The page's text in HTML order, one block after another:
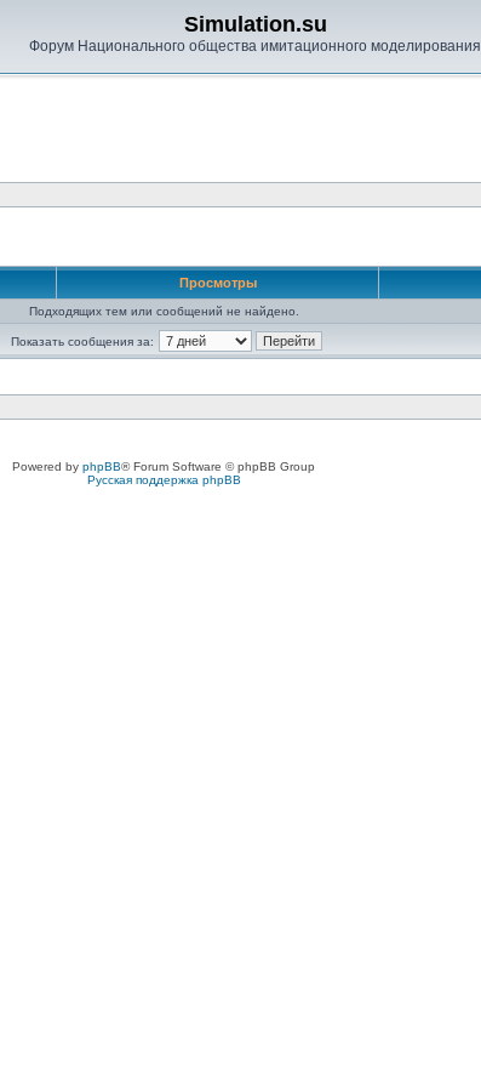
Simulation.su
Форум Национального общества имитационного моделирования
Просмотры
Подходящих тем или сообщений не найдено.
Показать сообщения за:
Powered by phpBB® Forum Software © phpBB Group
Русская поддержка phpBB